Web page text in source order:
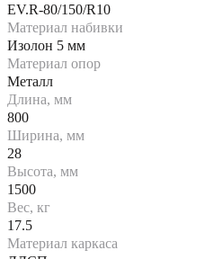
EV.R-80/150/R10
Материал набивки
Изолон 5 мм
Материал опор
Металл
Длина, мм
800
Ширина, мм
28
Высота, мм
1500
Вес, кг
17.5
Материал каркаса